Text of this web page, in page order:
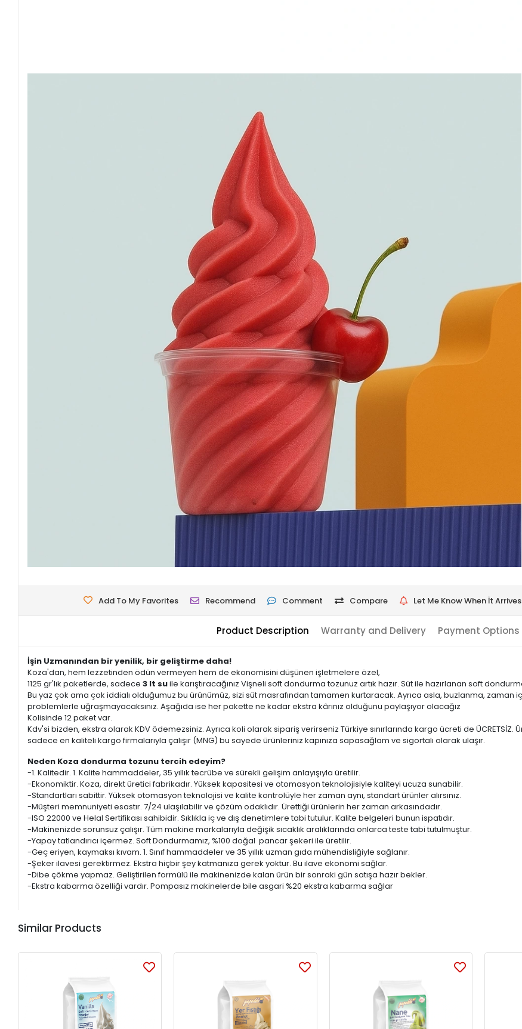
Add To My Favorites Recommend Comment Compare Let Me Know When İt Arrives
Product Description Warranty and Delivery Payment Options
İşin Uzmanından bir yenilik, bir geliştirme daha!
Koza'dan, hem lezzetinden ödün vermeyen hem de ekonomisini düşünen işletmelere özel,
1125 gr'lık paketlerde, sadece 3 lt suile karıştıracağınız Vişneli soft dondurma tozunuz artık hazır. Süt ile hazırlanan soft
Bu yaz çok ama çok iddialı olduğumuz bu ürünümüz, sizi süt masrafından tamamen kurtaracak. Ayrıca asla, buzlanma,
problemlerle uğraşmayacaksınız. Aşağıda ise her pakette ne kadar ekstra kârınız olduğunu paylaşıyor olacağız
Kolisinde 12 paket var.
Kdv'si bizden, ekstra olarak KDV ödemezsiniz. Ayrıca koli olarak sipariş verirseniz Türkiye sınırlarında kargo ücreti de
sadece en kaliteli kargo firmalarıyla çalışır (MNG) bu sayede ürünleriniz kapınıza sapasağlam ve sigortalı olarak ulaşır.
Neden Koza dondurma tozunu tercih edeyim?
-1. Kalitedir. 1. Kalite hammaddeler, 35 yıllık tecrübe ve sürekli gelişim anlayışıyla üretilir.
-Ekonomiktir. Koza, direkt üretici fabrikadır. Yüksek kapasitesi ve otomasyon teknolojisiyle kaliteyi ucuza sunabilir.
-Standartları sabittir. Yüksek otomasyon teknolojisi ve kalite kontrolüyle her zaman aynı, standart ürünler alırsınız.
-Müşteri memnuniyeti esastır. 7/24 ulaşılabilir ve çözüm odaklıdır. Ürettiği ürünlerin her zaman arkasındadır.
-ISO 22000 ve Helal Sertifikası sahibidir. Sıklıkla iç ve dış denetimlere tabi tutulur. Kalite belgeleri bunun ispatıdır.
-Makinenizde sorunsuz çalışır. Tüm makine markalarıyla değişik sıcaklık aralıklarında onlarca teste tabi tutulmuştur.
-Yapay tatlandırıcı içermez. Soft Dondurmamız, %100 doğal pancar şekeri ile üretilir.
-Geç eriyen, kaymaksı kıvam. 1. Sınıf hammaddeler ve 35 yıllık uzman gıda mühendisliğiyle sağlanır.
-Şeker ilavesi gerektirmez. Ekstra hiçbir şey katmanıza gerek yoktur. Bu ilave ekonomi sağlar.
-Dibe çökme yapmaz. Geliştirilen formülü ile makinenizde kalan ürün bir sonraki gün satışa hazır bekler.
-Ekstra kabarma özelliği vardır. Pompasız makinelerde bile asgari %20 ekstra kabarma sağlar
Similar Products